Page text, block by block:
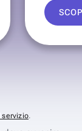
servizio.